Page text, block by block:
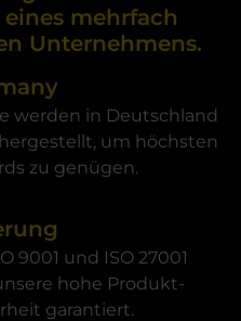
mehrfach
Unternehmens.
werden in Deutschland
um höchsten
zu genügen.
9001 und ISO 27001
hohe Produkt-
garantiert.